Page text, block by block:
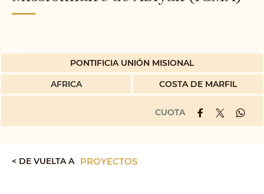
PONTIFICIA UNIÓN MISIONAL
AFRICA
COSTA DE MARFIL
CUOTA
< DE VUELTA A PROYECTOS